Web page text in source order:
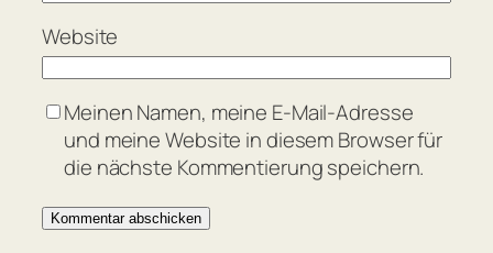
Website
Meinen Namen, meine E-Mail-Adresse
und meine Website in diesem Browser für
die nächste Kommentierung speichern.